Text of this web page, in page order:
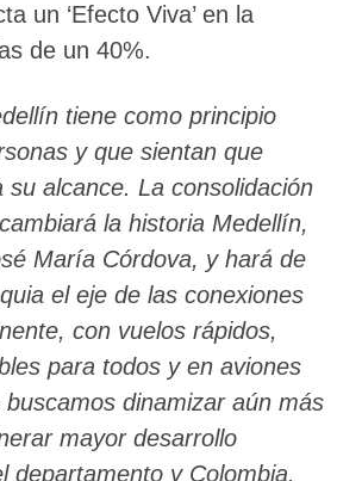
un ‘Efecto Viva’ en la
de un 40%.
tiene como principio
y que sientan que
su alcance. La consolidación
la historia Medellín,
María Córdova, y hará de
el eje de las conexiones
con vuelos rápidos,
para todos y en aviones
dinamizar aún más
mayor desarrollo
departamento y Colombia.